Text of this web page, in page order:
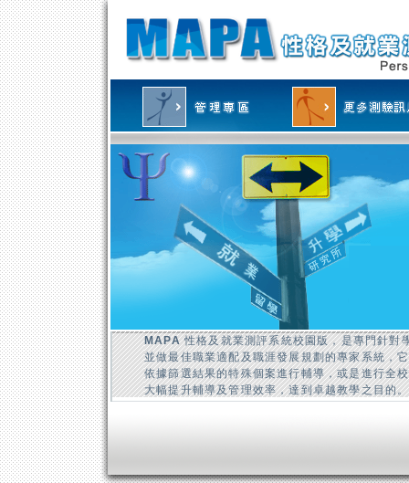
MAPA性格及就業測評系統校園版，是專門針對
並做最佳職業適配及職涯發展規劃的專家系統，
依據篩選結果的特殊個案進行輔導，或是進行全
大幅提升輔導及管理效率，達到卓越教學之目的。